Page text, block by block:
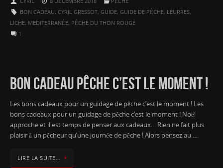
BON CADEAU, CYRIL GRESSOT, GUIDE, GUIDE DE PÊCHE, LEURRES,
LICHE, MEDITERRANÉE, PÊCHE DU THON ROUGE
1
BON CADEAU PÊCHE C’EST LE MOMENT !
Les bons cadeaux pour un guidage de pêche c’est le moment ! Les
bons cadeaux pour un guidage de pêche c’est le moment ! Noël
approche et il est temps de penser aux cadeaux… Rien ne fait plus
plaisir à un pêcheur qu’une journée de pêche ! Alors pensez au …
LIRE LA SUITE…